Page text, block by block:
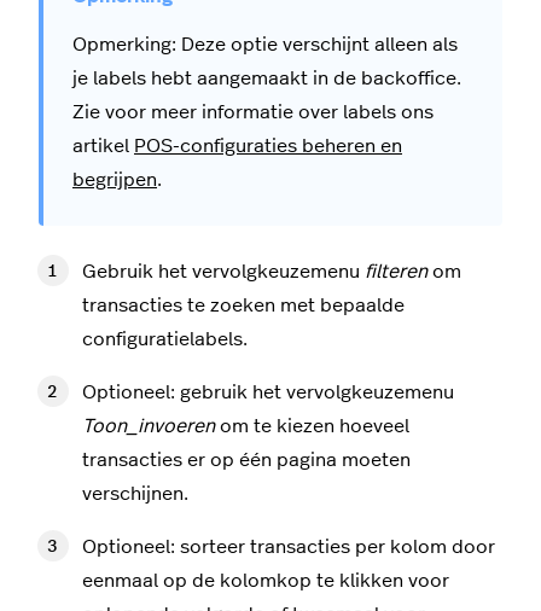
Opmerking: Deze optie verschijnt alleen als
je labels hebt aangemaakt in de backoffice.
Zie voor meer informatie over labels ons
artikel POS-configuraties beheren en
begrijpen.
Gebruik het vervolgkeuzemenu filterenom
transacties te zoeken met bepaalde
configuratielabels.
Optioneel: gebruik het vervolgkeuzemenu
Toon_invoerenom te kiezen hoeveel
transacties er op één pagina moeten
verschijnen.
Optioneel: sorteer transacties per kolom door
eenmaal op de kolomkop te klikken voor